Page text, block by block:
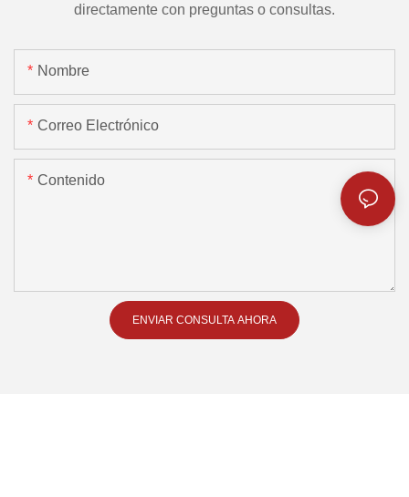
directamente con preguntas o consultas.
Nombre
Correo Electrónico
Contenido
ENVIAR CONSULTA AHORA